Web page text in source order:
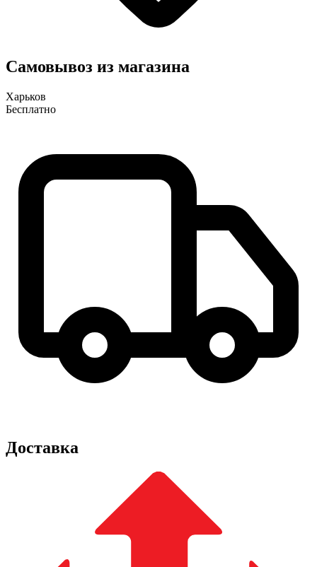
Самовывоз из магазина
Харьков
Бесплатно
Доставка